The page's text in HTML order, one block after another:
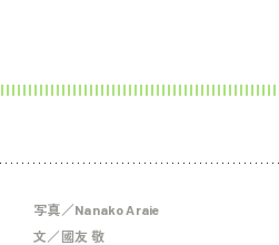
写真／Nanako Araie
文／國友 敬